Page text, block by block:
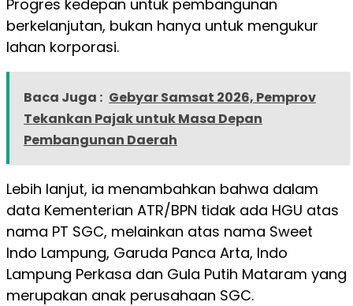
Progres kedepan untuk pembangunan
berkelanjutan, bukan hanya untuk mengukur
lahan korporasi.
Baca Juga : Gebyar Samsat 2026, Pemprov
Tekankan Pajak untuk Masa Depan
Pembangunan Daerah
Lebih lanjut, ia menambahkan bahwa dalam
data Kementerian ATR/BPN tidak ada HGU atas
nama PT SGC, melainkan atas nama Sweet
Indo Lampung, Garuda Panca Arta, Indo
Lampung Perkasa dan Gula Putih Mataram yang
merupakan anak perusahaan SGC.